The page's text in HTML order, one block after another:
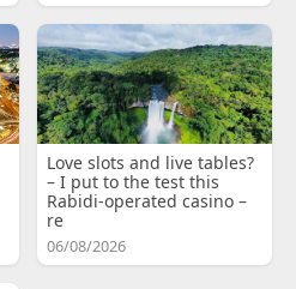
Love slots and live tables?
– I put to the test this
Rabidi-operated casino –
re
06/08/2026